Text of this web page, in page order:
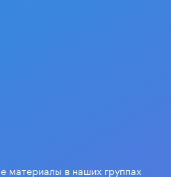
материалы в наших группах